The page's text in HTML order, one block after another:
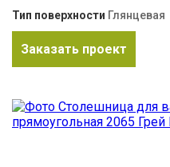
Тип поверхности Глянцевая
Заказать проект